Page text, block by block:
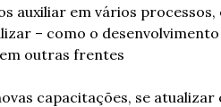
auxiliar em vários processos,
– como o
outras frentes
capacitações, se atualizar